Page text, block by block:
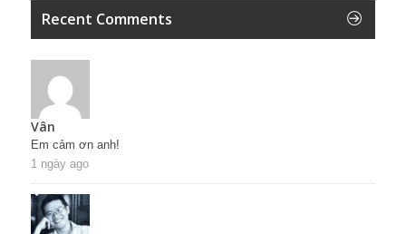
Recent Comments
Vân
Em cảm ơn anh!
1 ngày ago